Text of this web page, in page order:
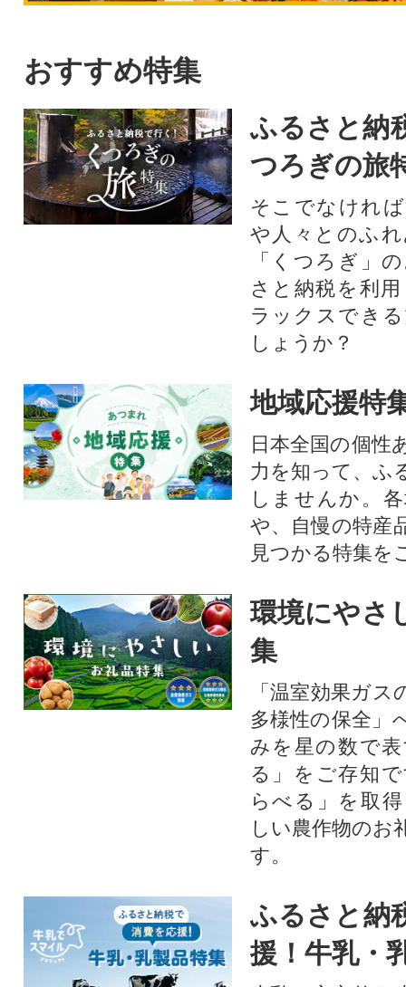
おすすめ特集
ふるさと納
つろぎの旅
そこでなけれ
や人々とのふ
「くつろぎ」
さと納税を利
ラックスでき
しょうか？
地域応援特
日本全国の個性
力を知って、ふ
しませんか。
や、自慢の特産
見つかる特集を
環境にやさ
集
「温室効果ガ
多様性の保全」
みを星の数で
る」をご存知
らべる」を取
しい農作物のお
す。​
ふるさと納
援！牛乳・